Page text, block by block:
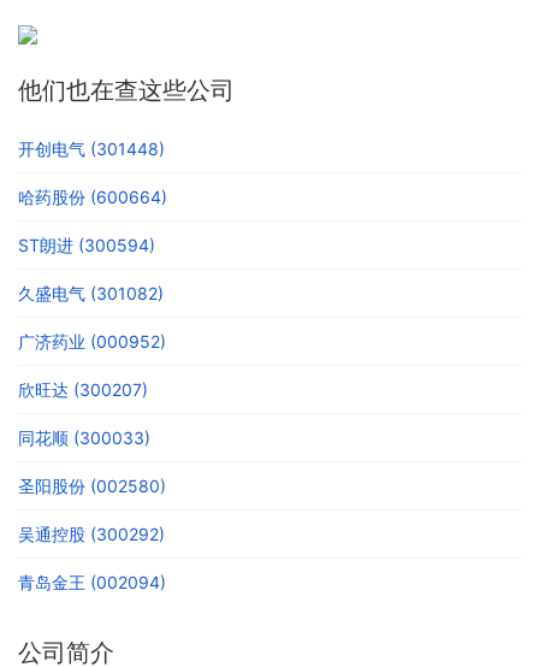
他们也在查这些公司
开创电气 (301448)
哈药股份 (600664)
ST朗进 (300594)
久盛电气 (301082)
广济药业 (000952)
欣旺达 (300207)
同花顺 (300033)
圣阳股份 (002580)
吴通控股 (300292)
青岛金王 (002094)
公司简介